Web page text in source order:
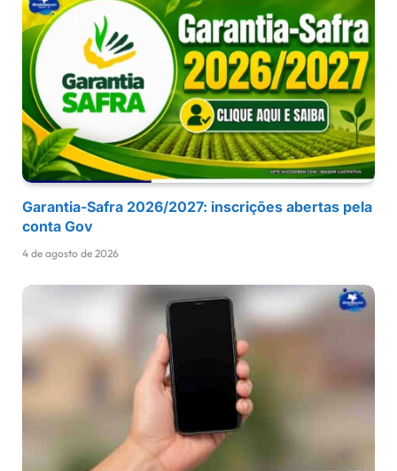
Garantia-Safra 2026/2027: inscrições abertas pela
conta Gov
4 de agosto de 2026